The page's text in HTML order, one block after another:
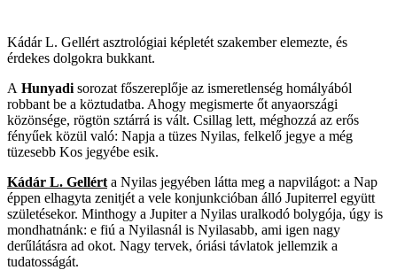
Kádár L. Gellért asztrológiai képletét szakember elemezte, és
érdekes dolgokra bukkant.
A Hunyadi sorozat főszereplője az ismeretlenség homályából
robbant be a köztudatba. Ahogy megismerte őt anyaországi
közönsége, rögtön sztárrá is vált. Csillag lett, méghozzá az erős
fényűek közül való: Napja a tüzes Nyilas, felkelő jegye a még
tüzesebb Kos jegyébe esik.
Kádár L. Gellért a Nyilas jegyében látta meg a napvilágot: a Nap
éppen elhagyta zenitjét a vele konjunkcióban álló Jupiterrel együtt
születésekor. Minthogy a Jupiter a Nyilas uralkodó bolygója, úgy is
mondhatnánk: e fiú a Nyilasnál is Nyilasabb, ami igen nagy
derűlátásra ad okot. Nagy tervek, óriási távlatok jellemzik a
tudatosságát.